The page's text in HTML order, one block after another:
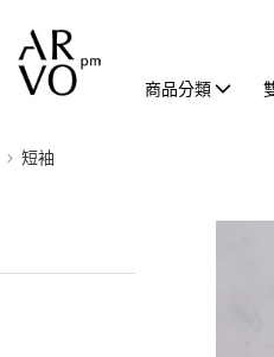
商品分類
短袖